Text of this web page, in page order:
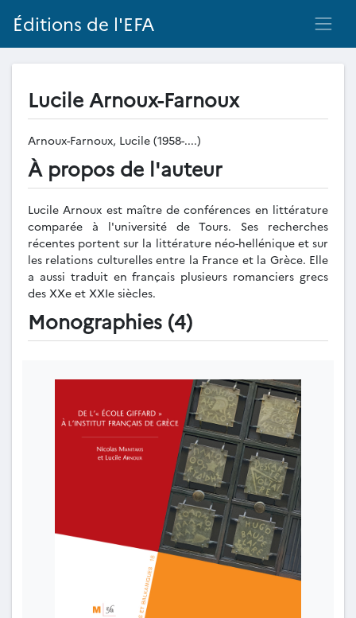
Éditions de l'EFA
Lucile Arnoux-Farnoux
Arnoux-Farnoux, Lucile (1958-....)
À propos de l'auteur
Lucile Arnoux est maître de conférences en littérature
comparée à l'université de Tours. Ses recherches
récentes portent sur la littérature néo-hellénique et sur
les relations culturelles entre la France et la Grèce. Elle
a aussi traduit en français plusieurs romanciers grecs
des XXe et XXIe siècles.
Monographies (4)